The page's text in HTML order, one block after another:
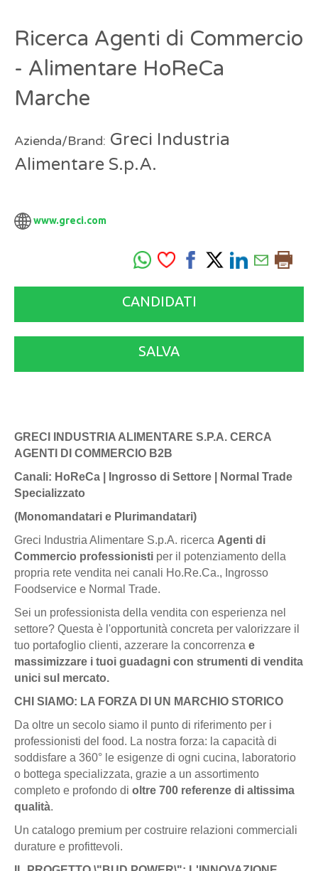
Ricerca Agenti di Commercio
- Alimentare HoReCa
Marche
Azienda/Brand: Greci Industria
Alimentare S.p.A.
www.greci.com
CANDIDATI
SALVA
GRECI INDUSTRIA ALIMENTARE S.P.A. CERCA
AGENTI DI COMMERCIO B2B
Canali: HoReCa | Ingrosso di Settore | Normal Trade
Specializzato
(Monomandatari e Plurimandatari)
Greci Industria Alimentare S.p.A. ricerca Agenti di
Commercio professionisti per il potenziamento della
propria rete vendita nei canali Ho.Re.Ca., Ingrosso
Foodservice e Normal Trade.
Sei un professionista della vendita con esperienza nel
settore? Questa è l'opportunità concreta per valorizzare il
tuo portafoglio clienti, azzerare la concorrenza e
massimizzare i tuoi guadagni con strumenti di vendita
unici sul mercato.
CHI SIAMO: LA FORZA DI UN MARCHIO STORICO
Da oltre un secolo siamo il punto di riferimento per i
professionisti del food. La nostra forza: la capacità di
soddisfare a 360° le esigenze di ogni cucina, laboratorio
o bottega specializzata, grazie a un assortimento
completo e profondo di oltre 700 referenze di altissima
qualità.
Un catalogo premium per costruire relazioni commerciali
durature e profittevoli.